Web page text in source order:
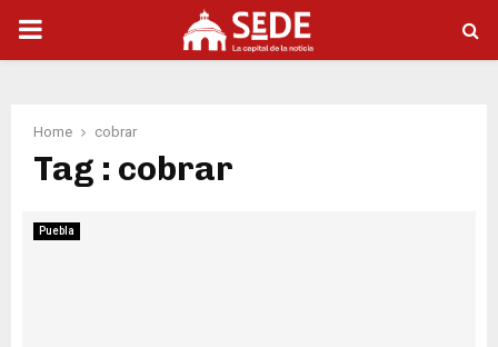
PRIMARY
Home cobrar
Tag : cobrar
Puebla